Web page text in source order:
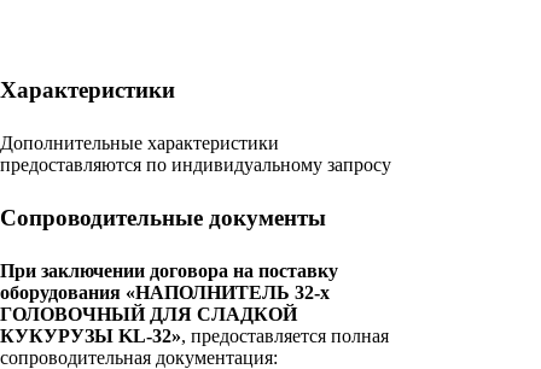
Характеристики
Дополнительные характеристики
предоставляются по индивидуальному запросу
Сопроводительные документы
При заключении договора на поставку
оборудования «НАПОЛНИТЕЛЬ 32-х
ГОЛОВОЧНЫЙ ДЛЯ СЛАДКОЙ
КУКУРУЗЫ KL-32», предоставляется полная
сопроводительная документация: